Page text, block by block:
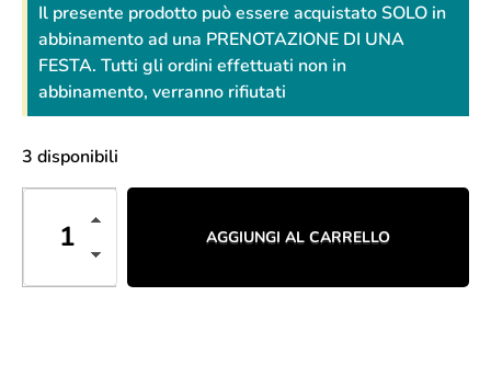
Il presente prodotto può essere acquistato SOLO in
abbinamento ad una PRENOTAZIONE DI UNA
FESTA. Tutti gli ordini effettuati non in
abbinamento, verranno rifiutati
3 disponibili
AGGIUNGI AL CARRELLO